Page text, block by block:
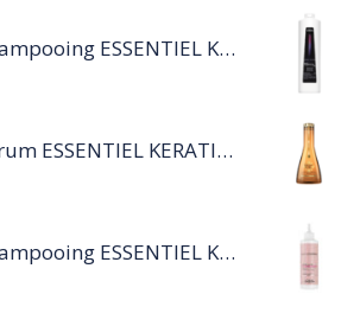
Shampooing ESSENTIEL KERATIN SILVER 250ML
Sérum ESSENTIEL KERATIN SENSITIVE 40 ML
Shampooing ESSENTIEL KERATIN SENSITIVE 1L